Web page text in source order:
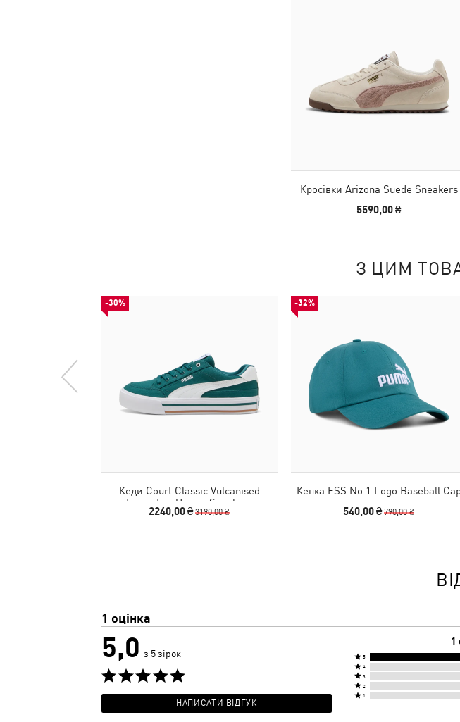
Кросівки Arizona Suede Sneakers
5590,00 ₴
З ЦИМ
-30%
Кеди Court Classic Vulcanised
Formstrip Unisex Sneakers
2240,00 ₴3190,00 ₴
-32%
Кепка ESS No.1 Logo Baseball
540,00 ₴790,00 ₴
1 оцінка
5,0 з 5 зірок
НАПИСАТИ ВІДГУК
1
Оцінка
5
зірок
5
Оцінка
4
зірки
4
Оцінка
3
3
Оцінка
2
2
Оцінка
1